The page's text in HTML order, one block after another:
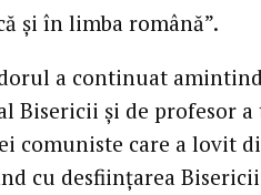
şi în limba română”.
a continuat
Bisericii şi de profesor
comuniste care a lovit
cu desfiinţarea